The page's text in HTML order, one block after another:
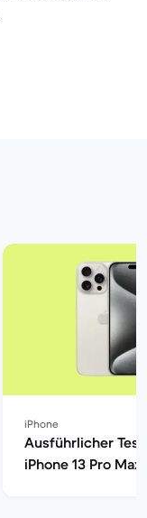
iPhone
Ausführlicher
iPhone 13 Pro Max